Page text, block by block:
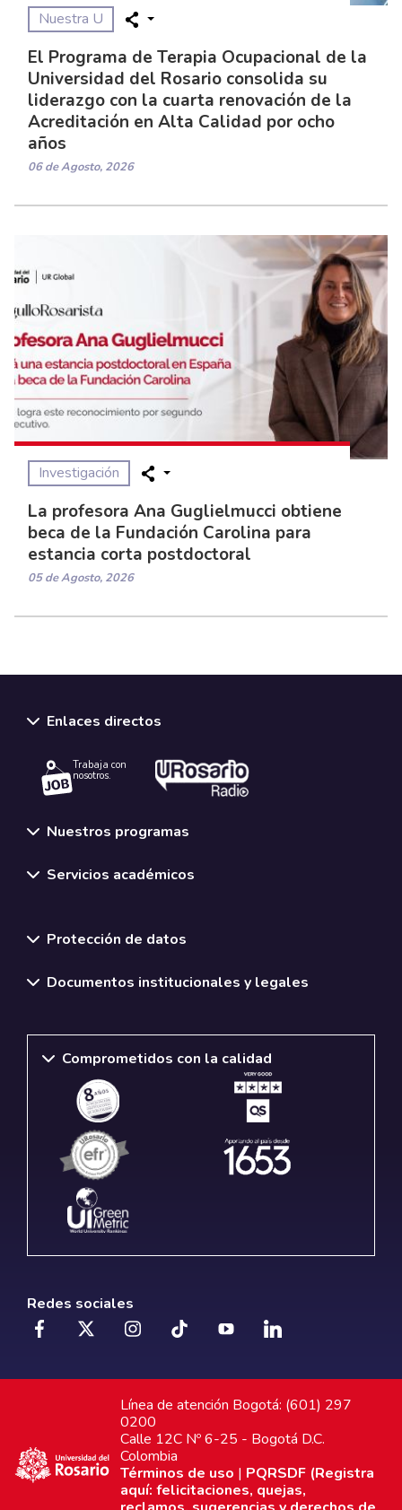
Nuestra U
El Programa de Terapia Ocupacional de la
Universidad del Rosario consolida su
liderazgo con la cuarta renovación de la
Acreditación en Alta Calidad por ocho
años
06 de Agosto, 2026
Investigación
La profesora Ana Guglielmucci obtiene
beca de la Fundación Carolina para
estancia corta postdoctoral
05 de Agosto, 2026
Enlaces directos
Trabaja con
nosotros.
Nuestros programas
Servicios académicos
Protección de datos
Documentos institucionales y legales
Comprometidos con la calidad
Redes sociales
Línea de atención Bogotá: (601) 297
0200
Calle 12C Nº 6-25 - Bogotá D.C.
Colombia
Términos de uso | PQRSDF (Registra
aquí: felicitaciones, quejas,